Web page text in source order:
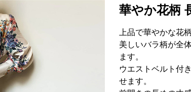
華やか花柄
上品で華やかな花
美しいバラ柄が全
ます。
ウエストベルト付
せます。